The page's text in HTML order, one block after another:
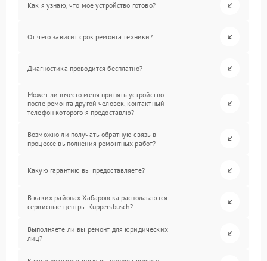
Как я узнаю, что мое устройство готово?
От чего зависит срок ремонта техники?
Диагностика проводится бесплатно?
Может ли вместо меня принять устройство
после ремонта другой человек, контактный
телефон которого я предоставлю?
Возможно ли получать обратную связь в
процессе выполнения ремонтных работ?
Какую гарантию вы предоставляете?
В каких районах Хабаровска располагаются
сервисные центры Kuppersbusch?
Выполняете ли вы ремонт для юридических
лиц?